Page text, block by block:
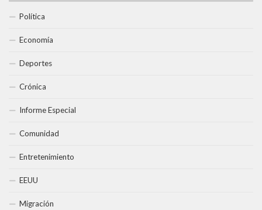
Política
Economía
Deportes
Crónica
Informe Especial
Comunidad
Entretenimiento
EEUU
Migración